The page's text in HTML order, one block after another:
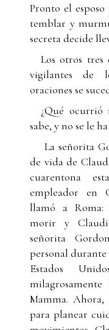
Pronto el
temblar y
secreta decide
Los otros tres
vigilantes de
oraciones se
¿Qué ocurrió
sabe, y no se le
La señorita
de vida de
cuarentona
empleador en
llamó a Roma:
morir y
señorita
personal
Estados
Mamma.
para planear